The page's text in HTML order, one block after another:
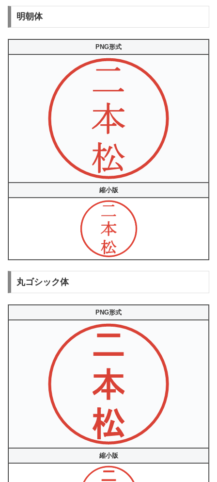
明朝体
PNG形式
縮小版
丸ゴシック体
PNG形式
縮小版